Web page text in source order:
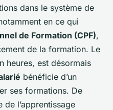
dans le système de
en ce qui
de Formation (CPF),
de la formation. Le
heures, est désormais
bénéficie d’un
ses formations. De
l’apprentissage